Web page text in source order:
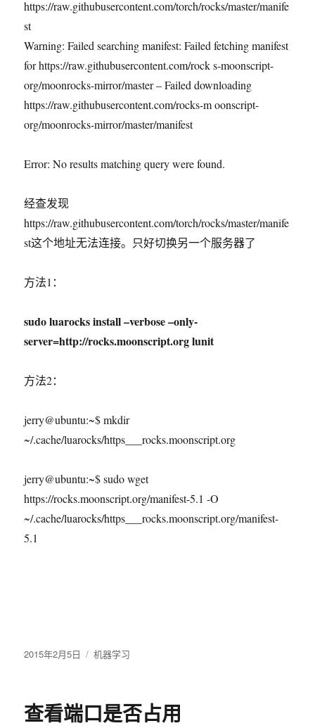
https://raw.githubusercontent.com/torch/rocks/master/manife
st
Warning: Failed searching manifest: Failed fetching manifest
for https://raw.githubusercontent.com/rock s-moonscript-
org/moonrocks-mirror/master – Failed downloading
https://raw.githubusercontent.com/rocks-m oonscript-
org/moonrocks-mirror/master/manifest
Error: No results matching query were found.
经查发现
https://raw.githubusercontent.com/torch/rocks/master/manife
st这个地址无法连接。只好切换另一个服务器了
方法1：
sudo luarocks install –verbose –only-
server=http://rocks.moonscript.org lunit
方法2：
jerry@ubuntu:~$ mkdir
~/.cache/luarocks/https___rocks.moonscript.org
jerry@ubuntu:~$ sudo wget
https://rocks.moonscript.org/manifest-5.1 -O
~/.cache/luarocks/https___rocks.moonscript.org/manifest-
5.1
发
2015年2月5日
分
机器学习
查看端口是否占用